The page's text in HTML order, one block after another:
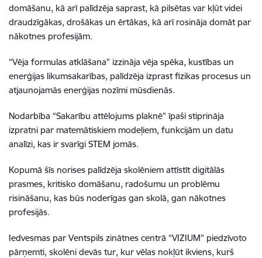
domāšanu, kā arī palīdzēja saprast, kā pilsētas var kļūt videi
draudzīgākas, drošākas un ērtākas, kā arī rosināja domāt par
nākotnes profesijām.
“Vēja formulas atklāšana” izzināja vēja spēka, kustības un
enerģijas likumsakarības, palīdzēja izprast fizikas procesus un
atjaunojamās enerģijas nozīmi mūsdienās.
Nodarbība “Sakarību attēlojums plaknē” īpaši stiprināja
izpratni par matemātiskiem modeļiem, funkcijām un datu
analīzi, kas ir svarīgi STEM jomās.
Kopumā šīs norises palīdzēja skolēniem attīstīt digitālās
prasmes, kritisko domāšanu, radošumu un problēmu
risināšanu, kas būs noderīgas gan skolā, gan nākotnes
profesijās.
Iedvesmas par Ventspils zinātnes centrā “VIZIUM” piedzīvoto
pārņemti, skolēni devās tur, kur vēlas nokļūt ikviens, kurš